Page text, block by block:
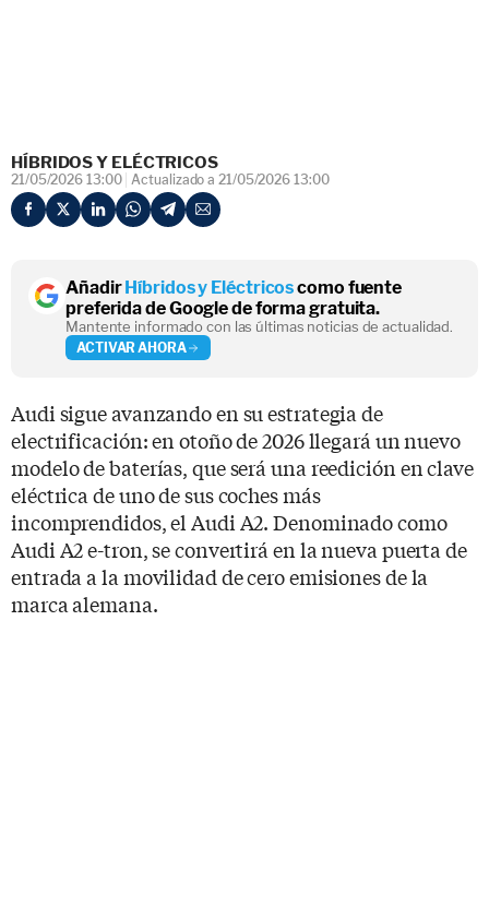
HÍBRIDOS Y ELÉCTRICOS
21/05/2026 13:00 Actualizado a 21/05/2026 13:00
AñadirHíbridos y Eléctricoscomo fuente
preferida de Google de forma gratuita.
Mantente informado con las últimas noticias de actualidad.
ACTIVAR AHORA
Audi sigue avanzando en su estrategia de
electrificación: en otoño de 2026 llegará un nuevo
modelo de baterías, que será una reedición en clave
eléctrica de uno de sus coches más
incomprendidos, el Audi A2. Denominado como
Audi A2 e-tron, se convertirá en la nueva puerta de
entrada a la movilidad de cero emisiones de la
marca alemana.